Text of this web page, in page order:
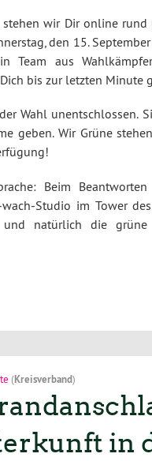
wir Dir online
den 15.
aus
bis zur letzten
Wahl unentschlossen.
geben. Wir Grüne
Beim
Studio im Tower
natürlich die
(Kreisverband)
in